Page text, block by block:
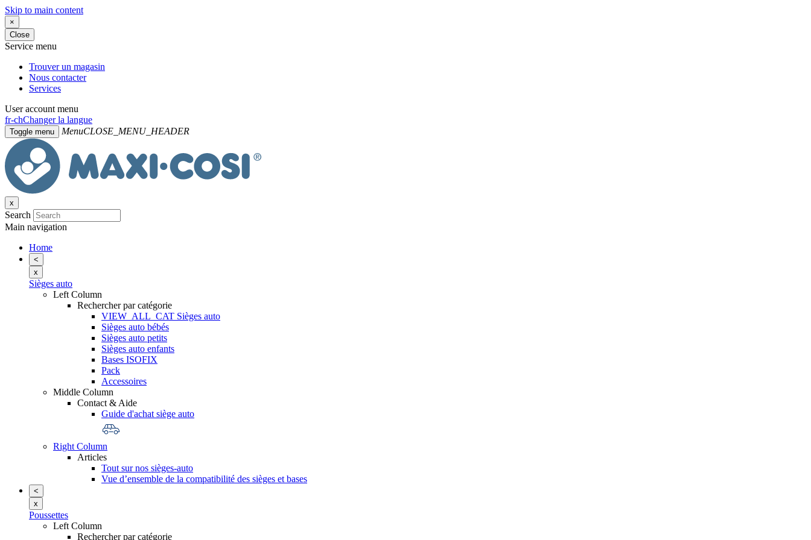
Skip to main content
×
Close
Service menu
Trouver un magasin
Nous contacter
Services
User account menu
fr-chChanger la langue
Toggle menu MenuCLOSE_MENU_HEADER
x
Search
Main navigation
Home
<
x
Sièges auto
Left Column
Rechercher par catégorie
VIEW_ALL_CAT Sièges auto
Sièges auto bébés
Sièges auto petits
Sièges auto enfants
Bases ISOFIX
Pack
Accessoires
Middle Column
Contact & Aide
Guide d'achat siège auto
Right Column
Articles
Tout sur nos sièges-auto
Vue d’ensemble de la compatibilité des sièges et bases
<
x
Poussettes
Left Column
Rechercher par catégorie